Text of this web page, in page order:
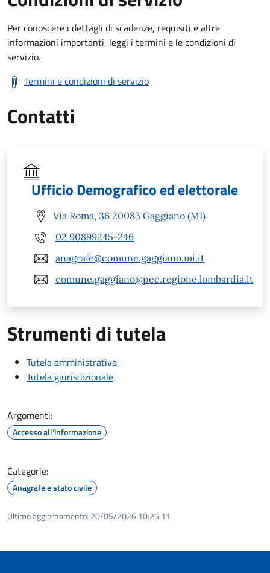
Per conoscere i dettagli di scadenze, requisiti e altre
informazioni importanti, leggi i termini e le condizioni di
servizio.
Termini e condizioni di servizio
Contatti
Ufficio Demografico ed elettorale
Via Roma, 36 20083 Gaggiano (MI)
02 90899245-246
anagrafe@comune.gaggiano.mi.it
comune.gaggiano@pec.regione.lombardia.it
Strumenti di tutela
Tutela amministrativa
Tutela giurisdizionale
Argomenti:
Accesso all'informazione
Categorie:
Anagrafe e stato civile
Ultimo aggiornamento: 20/05/2026 10:25.11